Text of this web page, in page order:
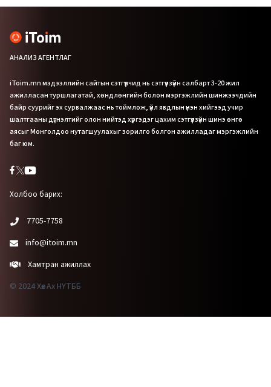
АНАЛИЗ АГЕНТЛАГ
iToim.mn мэдээллийн сайтын сэтгүүлчид нь сэтгүүлзүйн салбарт 3-20 жил
ажилласан туршлагатай, хөндлөнгийн болон мэргэжлийн шинжээчдийн
байр суурийг эх сурвалжаас нь тоймлож, үйл явдлын үнэн хийгээд учир
шалтгааны дүгнэлтийг олон нийтэд хүргэдэг цахим сэтгүүлзүйн шинэ өнгө
аясыг Монголдоо нутагшуулахыг зорилго болгон ажилладаг мэргэжлийн
баг юм.
Холбоо барих:
7705-7758
info@itoim.mn
Хамтран ажиллах
© 2024 Хөх Ах НҮТББ